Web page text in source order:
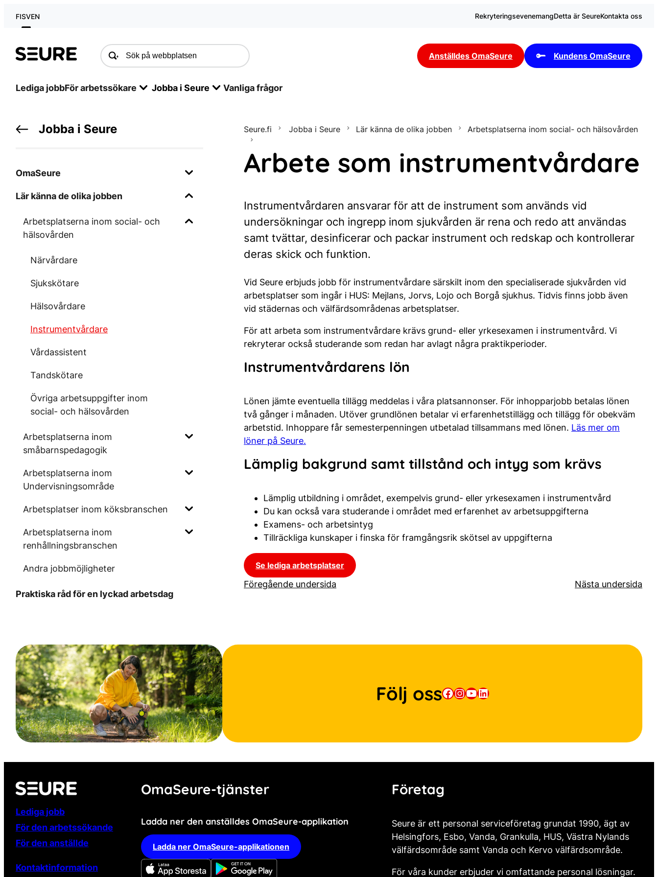
FISVEN RekryteringsevenemangDetta är SeureKontakta oss
Seure Anställdes OmaSeure Kundens OmaSeure
Lediga jobbFör arbetssökare Jobba i Seure Vanliga frågor
Jobba i Seure
OmaSeure
Lär känna de olika jobben
Arbetsplatserna inom social- och
hälsovården
Närvårdare
Sjukskötare
Hälsovårdare
Instrumentvårdare
Vårdassistent
Tandskötare
Övriga arbetsuppgifter inom
social- och hälsovården
Arbetsplatserna inom
småbarnspedagogik
Arbetsplatserna inom
Undervisningsområde
Arbetsplatser inom köksbranschen
Arbetsplatserna inom
renhållningsbranschen
Andra jobbmöjligheter
Praktiska råd för en lyckad arbetsdag
Seure.fi Jobba i Seure Lär känna de olika jobben Arbetsplatserna inom social- och hälsovården
Arbete som instrumentvårdare
Instrumentvårdaren ansvarar för att de instrument som används vid
undersökningar och ingrepp inom sjukvården är rena och redo att användas
samt tvättar, desinficerar och packar instrument och redskap och kontrollerar
deras skick och funktion.
Vid Seure erbjuds jobb för instrumentvårdare särskilt inom den specialiserade sjukvården vid
arbetsplatser som ingår i HUS: Mejlans, Jorvs, Lojo och Borgå sjukhus. Tidvis finns jobb även
vid städernas och välfärdsområdenas arbetsplatser.
För att arbeta som instrumentvårdare krävs grund- eller yrkesexamen i instrumentvård. Vi
rekryterar också studerande som redan har avlagt några praktikperioder.
Instrumentvårdarens lön
Lönen jämte eventuella tillägg meddelas i våra platsannonser. För inhopparjobb betalas lönen
två gånger i månaden. Utöver grundlönen betalar vi erfarenhetstillägg och tillägg för obekväm
arbetstid. Inhoppare får semesterpenningen utbetalad tillsammans med lönen. Läs mer om
löner på Seure.
Lämplig bakgrund samt tillstånd och intyg som krävs
Lämplig utbildning i området, exempelvis grund- eller yrkesexamen i instrumentvård
Du kan också vara studerande i området med erfarenhet av arbetsuppgifterna
Examens- och arbetsintyg
Tillräckliga kunskaper i finska för framgångsrik skötsel av uppgifterna
Se lediga arbetsplatser
Föregående undersida Nästa undersida
Följ ossFacebook
Instagram
YouTube
LinkedIn
Lediga jobb
För den arbetssökande
För den anställde
Kontaktinformation
OmaSeure-tjänster
Ladda ner den anställdes OmaSeure-applikation
Ladda ner OmaSeure-applikationen
Företag
Seure är ett personal serviceföretag grundat 1990, ägt av
Helsingfors, Esbo, Vanda, Grankulla, HUS, Västra Nylands
välfärdsområde samt Vanda och Kervo välfärdsområde.
För våra kunder erbjuder vi omfattande personal lösningar.